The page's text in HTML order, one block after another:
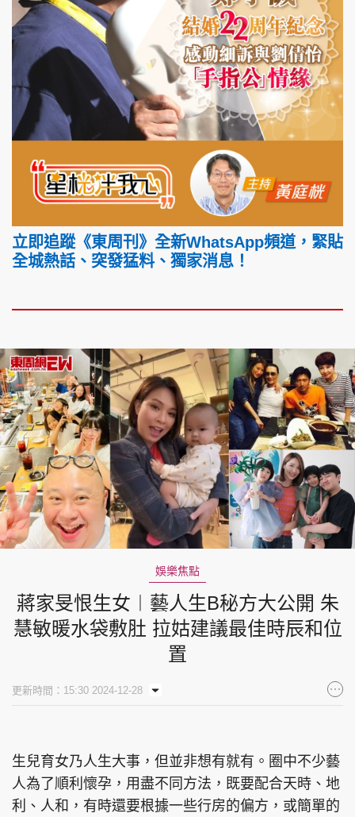
立即追蹤《東周刊》全新WhatsApp頻道，緊貼
全城熱話、突發猛料、獨家消息！
娛樂焦點
蔣家旻恨生女︱藝人生B秘方大公開 朱
慧敏暖水袋敷肚 拉姑建議最佳時辰和位
置
更新時間：15:30 2024-12-28
生兒育女乃人生大事，但並非想有就有。圈中不少藝
人為了順利懷孕，用盡不同方法，既要配合天時、地
利、人和，有時還要根據一些行房的偏方，或簡單的